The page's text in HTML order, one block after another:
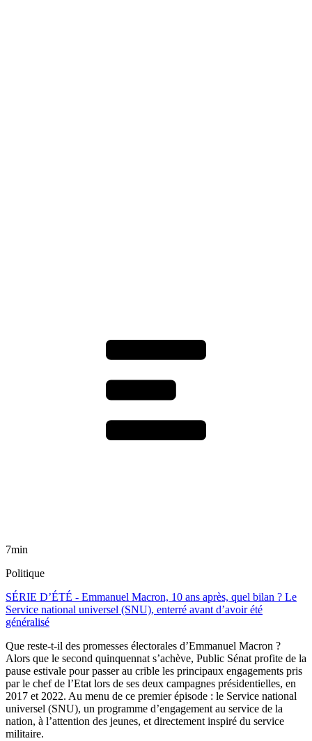
7min
Politique
SÉRIE D’ÉTÉ - Emmanuel Macron, 10 ans après, quel bilan ? Le
Service national universel (SNU), enterré avant d’avoir été
généralisé
Que reste-t-il des promesses électorales d’Emmanuel Macron ?
Alors que le second quinquennat s’achève, Public Sénat profite de la
pause estivale pour passer au crible les principaux engagements pris
par le chef de l’Etat lors de ses deux campagnes présidentielles, en
2017 et 2022. Au menu de ce premier épisode : le Service national
universel (SNU), un programme d’engagement au service de la
nation, à l’attention des jeunes, et directement inspiré du service
militaire.